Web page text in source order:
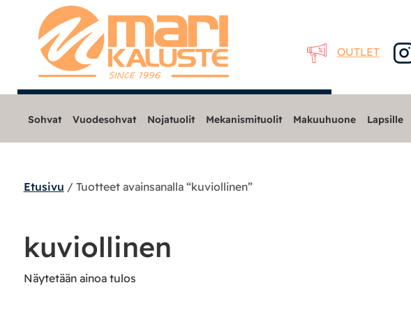
OUTLET
Sohvat
Nojatuolit
Mekanismituolit
Sohvat Vuodesohvat Nojatuolit Mekanismituolit Makuuhuone Lapsille
Etusivu / Tuotteet avainsanalla “kuviollinen”
kuviollinen
Näytetään ainoa tulos